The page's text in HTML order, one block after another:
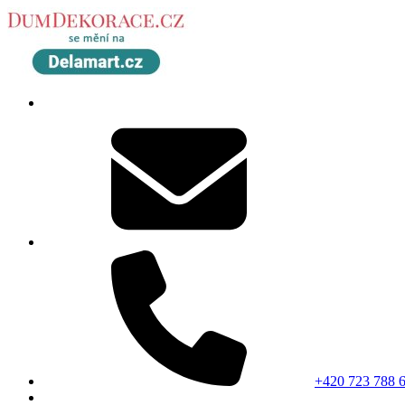
+420 723 788